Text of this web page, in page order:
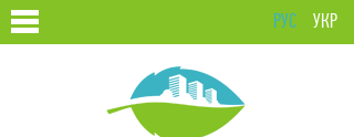
РУС УКР